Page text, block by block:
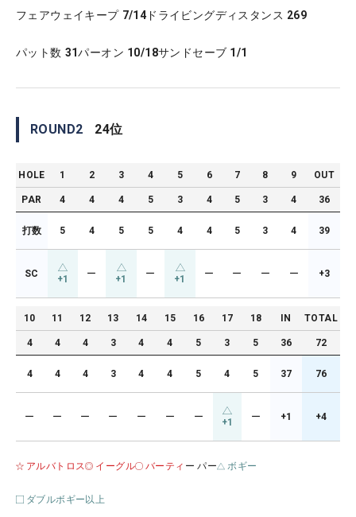
フェアウェイキープ 7/14 ドライビングディスタンス 269
パット数 31パーオン 10/18サンドセーブ 1/1
ROUND2 24位
HOLE 1 2 3 4 5 6 7 8 9 OUT
PAR 4 4 4 5 3 4 5 3 4 36
打数 5 4 5 5 4 4 5 3 4 39
SC +1 ー +1 ー +1 ー ー ー ー +3
10 11 12 13 14 15 16 17 18 IN TOTAL
4 4 4 3 4 4 5 3 5 36 72
4 4 4 3 4 4 5 4 5 37 76
ー ー ー ー ー ー ー +1 ー +1 +4
アルバトロス イーグル バーティ ー パー ボギー
ダブルボギー以上